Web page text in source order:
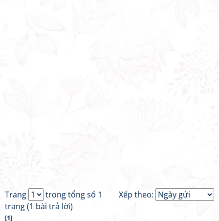
Xếp theo:
Trang
trong tổng số 1
trang (1 bài trả lời)
[1]